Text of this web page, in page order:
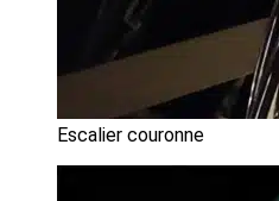
Escalier couronne